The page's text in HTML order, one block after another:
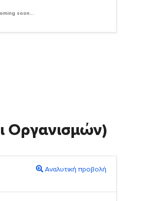
soon...
Οργανισμών)
Αναλυτική προβολή